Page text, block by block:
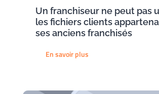
Un franchiseur ne peut pas
les fichiers clients
ses anciens franchisés
En savoir plus